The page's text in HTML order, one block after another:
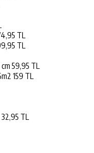
TL
TL
59,95 TL
159 TL
TL